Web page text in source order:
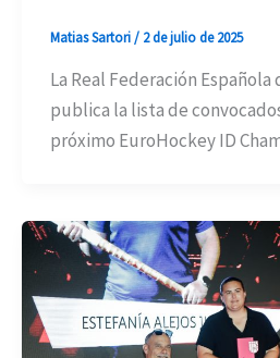
Matias Sartori/ 2 de julio de 2025
La Real Federación
publica la lista de
próximo EuroHockey ID